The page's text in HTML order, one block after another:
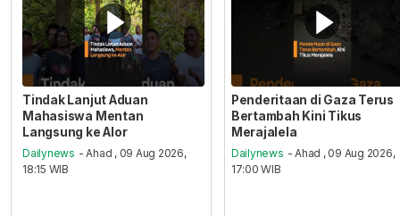
Tindak Lanjut Aduan
Mahasiswa Mentan
Langsung ke Alor
Dailynews - Ahad , 09 Aug 2026,
18:15 WIB
Penderitaan di Gaza Terus
Bertambah Kini Tikus
Merajalela
Dailynews - Ahad , 09 Aug 2026,
17:00 WIB